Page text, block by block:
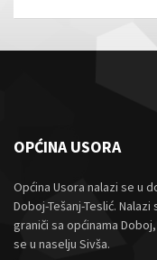
OPĆINA USORA
Općina Usora nalazi se u
Doboj-Tešanj-Teslić.
graniči sa općinama
se u naselju Sivša.